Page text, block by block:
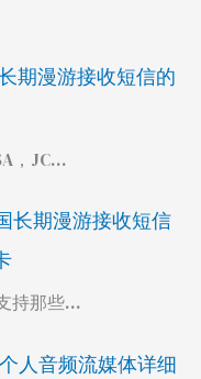
期漫游接收短信的
，JC…
长期漫游接收短信
持那些…
人音频流媒体详细